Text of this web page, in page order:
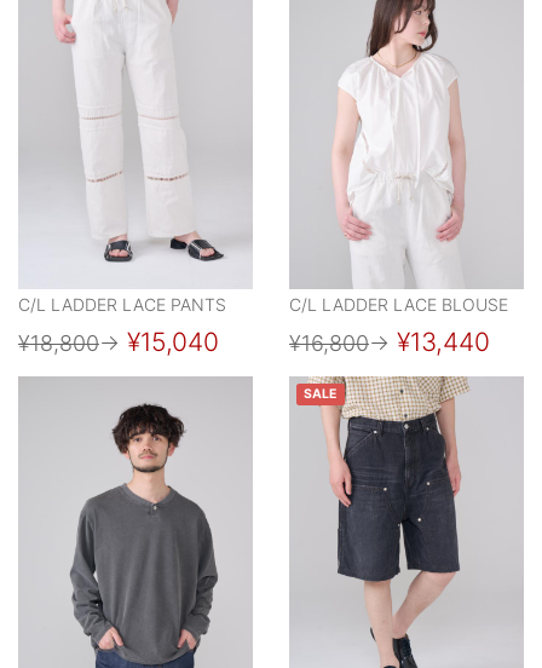
C/L LADDER LACE PANTS
¥18,800→ ¥15,040
C/L LADDER LACE BLOUSE
¥16,800→ ¥13,440
SALE